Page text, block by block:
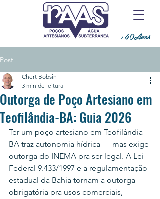
+40Anos
Post
Outorga de Poço Artesiano em
Teofilândia-BA: Guia 2026
Chert Bobsin
3 min de leitura
Ter um poço artesiano em Teofilândia-
BA traz autonomia hídrica — mas exige
outorga do INEMA pra ser legal. A Lei
Federal 9.433/1997 e a regulamentação
estadual da Bahia tornam a outorga
obrigatória pra usos comerciais,